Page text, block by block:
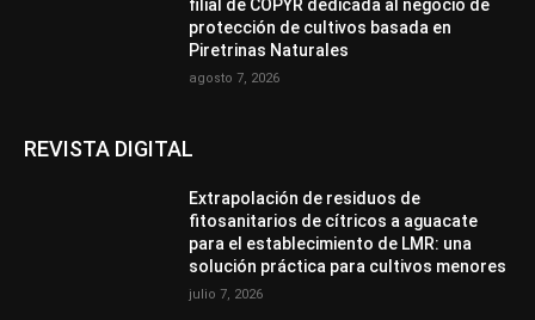
filial de COPYR dedicada al negocio de
protección de cultivos basada en
Piretrinas Naturales
agosto 7, 2026
REVISTA DIGITAL
Extrapolación de residuos de
fitosanitarios de cítricos a aguacate
para el establecimiento de LMR: una
solución práctica para cultivos menores
julio 7, 2026